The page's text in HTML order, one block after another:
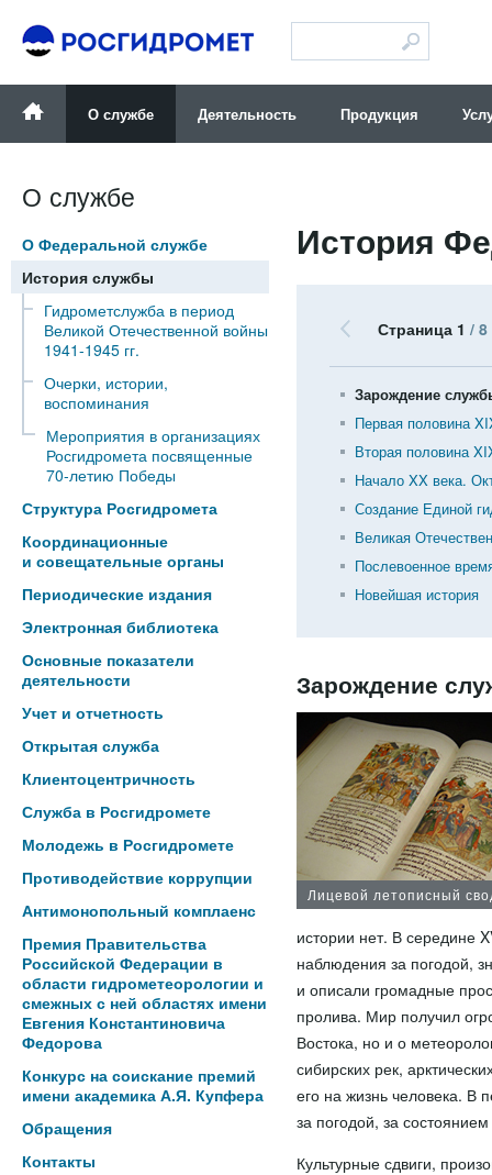
О службе Деятельность Продукция
О службе
О Федеральной службе
История службы
Гидрометслужба в период
Великой Отечественной войны
1941-1945 гг.
Очерки, истории,
воспоминания
Мероприятия в организациях
Росгидромета посвященные
70-летию Победы
Структура Росгидромета
Координационные
и совещательные органы
Периодические издания
Электронная библиотека
Основные показатели
деятельности
Учет и отчетность
Открытая служба
Клиентоцентричность
Служба в Росгидромете
Молодежь в Росгидромете
Противодействие коррупции
Антимонопольный комплаенс
Премия Правительства
Российской Федерации в
области гидрометеорологии и
смежных с ней областях имени
Евгения Константиновича
Федорова
Конкурс на соискание премий
имени академика А.Я. Купфера
Обращения
Контакты
История
Страница 1 / 8
Зарождение
Первая половина
Вторая половина
Начало XX века.
Создание Единой
Великая
Послевоенное
Новейшая история
Зарождение
Лицевой летописный
истории нет. В середине
наблюдения за погодой,
и описали громадные
пролива. Мир получил
Востока, но и о
сибирских рек,
его на жизнь человека. В
за погодой, за
Культурные сдвиги,